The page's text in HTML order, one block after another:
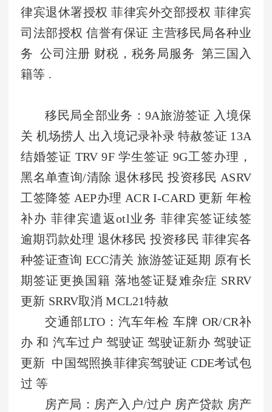
律宾退休署授权 菲律宾外交部授权 菲律宾
司法部授权 信誉有保证 主营移民局各种业
务 公司注册 财税，税务局服务 第三国入
籍等 .
移民局全部业务：9A旅游签证 入境保
关 机场捞人 出入境记录补录 特赦签证 13A
结婚签证 TRV 9F 学生签证 9G工签办理，
黑名单查询/清除 退休移民 投资移民 ASRV
工签降签 AEP办理 ACR I-CARD 更新 年检
补办 菲律宾遣返otl业务 菲律宾签证续签
逾期罚款处理 退休移民 投资移民 菲律宾各
种签证查询 ECC清关 旅游签证延期 原有长
期签证更换国籍 落地签证疑难杂症 SRRV
更新 SRRV取消 MCL21特赦
交通部LTO：汽车年检 车牌 OR/CR补
办 和 汽车过户 驾驶证 驾驶证新办 驾驶证
更新 中国驾照换菲律宾驾驶证 CDE考试包
过 等
房产局：房产入户/过户 房产贷款 房产